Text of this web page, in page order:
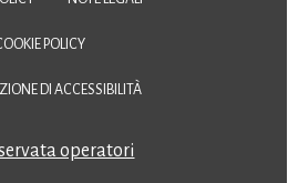
POLICY
DI ACCESSIBILITÀ
operatori